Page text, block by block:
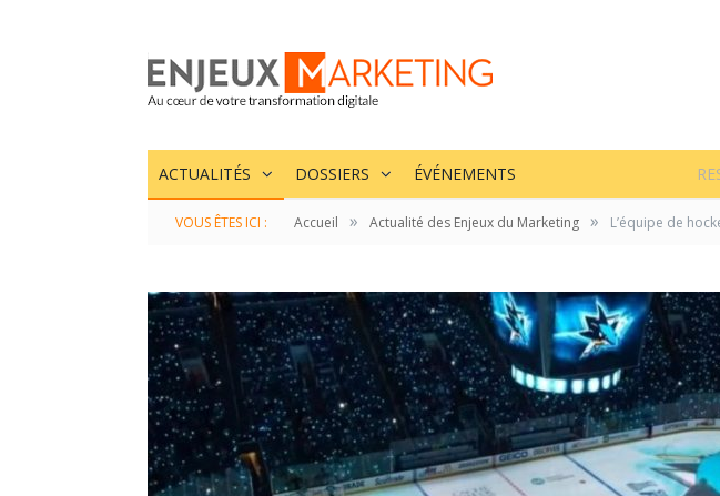
ACTUALITÉS DOSSIERS ÉVÉNEMENTS
VOUS ÊTES ICI : Accueil » Actualité des Enjeux du Marketing » L’équipe de